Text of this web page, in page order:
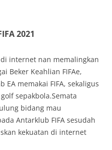
2021
internet nan memalingkan
Beker Keahlian FIFAe,
EA memakai FIFA, sekaligus
sepakbola.Semata
bidang mau
Antarklub FIFA sesudah
kekuatan di internet